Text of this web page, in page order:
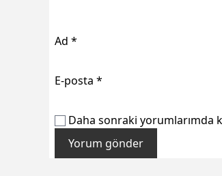
Ad *
E-posta *
Daha sonraki yorumlarımda